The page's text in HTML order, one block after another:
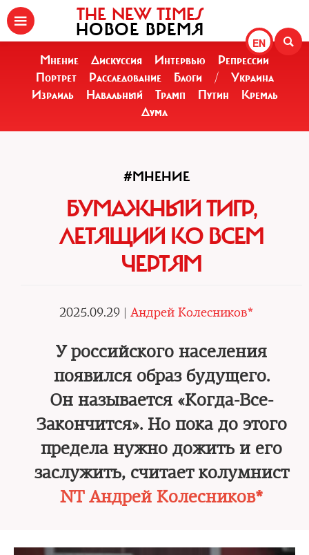
EN
THE NEW TIMES
НОВОЕ ВРЕМЯ
Мнение Дискуссия Интервью
Репрессии
Портрет
Расследование Блоги /
Украина
Израиль
Навальный Трамп Путин
Кремль
Дума
#МНЕНИЕ
БУМАЖНЫЙ ТИГР,
ЛЕТЯЩИЙ КО ВСЕМ
ЧЕРТЯМ
2025.09.29 | Андрей Колесников*
У российского населения
появился образ будущего.
Он называется «Когда-Все-
Закончится». Но пока до этого
предела нужно дожить и его
заслужить, считает колумнист
NT Андрей Колесников*